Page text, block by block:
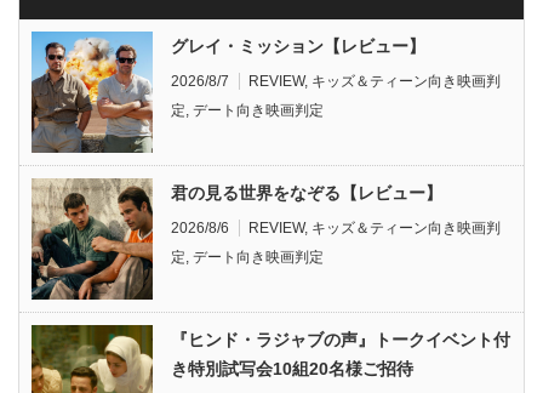
グレイ・ミッション【レビュー】
2026/8/7 REVIEW, キッズ＆ティーン向き映画判
定 デート向き映画判定
君の見る世界をなぞる【レビュー】
2026/8/6 REVIEW, キッズ＆ティーン向き映画判
定 デート向き映画判定
『ヒンド・ラジャブの声』トークイベント付
き特別試写会10組20名様ご招待